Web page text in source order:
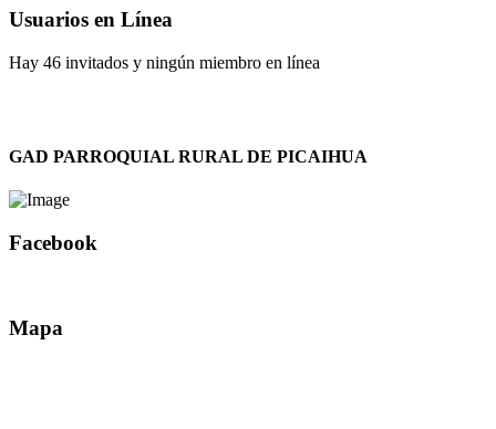
Usuarios en Línea
Hay 46 invitados y ningún miembro en línea
GAD PARROQUIAL RURAL DE PICAIHUA
Facebook
Mapa